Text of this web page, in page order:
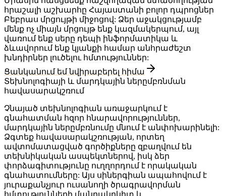
հրաշալի աշխարհը Հայաստանի բոլոր դպրոցներ
Բեբրաս մրցույթի միջոցով: Ձեր աջակցությամբ
մենք ոչ միայն մրցույթ ենք կազմակերպում, այլ
վառում ենք սերը դեպի ինֆորմատիկա և
ձևավորում ենք կյանքի համար անհրաժեշտ
խնդիրներ լուծելու հմտություններ:
Ցանկանում եմ նվիրաբերել հիմա
Տեխնոլոգիայի և մարդկային ներըմբռնման
հավասարակշռում
Չնայած տեխնոլոգիան առաջարկում է
գնահատման հզոր հնարավորություններ,
մարդկային ներըմբռնումը մնում է անփոխարինելի:
Ձգտեք հավասարակշռության, որտեղ
ավտոմատացված գործիքները զբաղվում են
տեխնիկական ասպեկտներով, իսկ ձեր
փորձագիտությունը ուղղորդում է որակական
գնահատումները: Այս սիներգիան ապահովում է
յուրաքանչյուր ուսանողի ծրագրավորման
հմտությունների մանրակրկիտ և